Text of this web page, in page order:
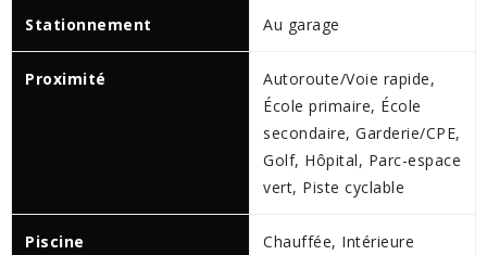
Stationnement Au garage
Proximité
Autoroute/Voie rapide,
École primaire, École
secondaire, Garderie/CPE,
Golf, Hôpital, Parc-espace
vert, Piste cyclable
Piscine Chauffée, Intérieure